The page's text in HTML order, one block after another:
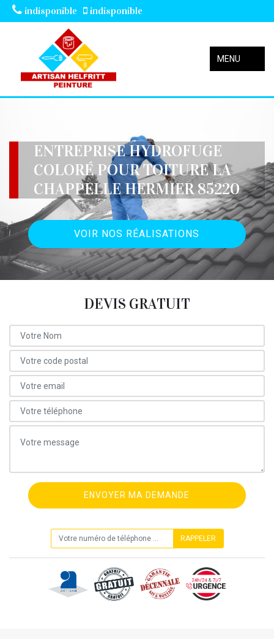
indisponible indisponible
MENU
ENTREPRISE HYDROFUGE
COLORÉ POUR TOITURE LA
CHAPPELLE HERMIER 85220
VOIR NOS RÉALISATIONS
DEVIS GRATUIT